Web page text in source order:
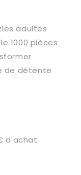
adultes
1000 pièces
de détente
d'achat